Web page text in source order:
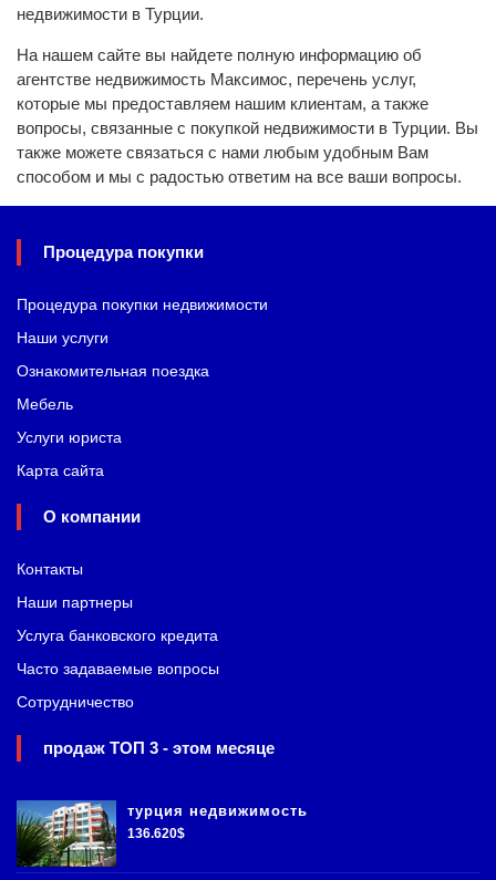
недвижимости в Турции.
На нашем сайте вы найдете полную информацию об
агентстве недвижимость Максимос, перечень услуг,
которые мы предоставляем нашим клиентам, а также
вопросы, связанные с покупкой недвижимости в Турции. Вы
также можете связаться с нами любым удобным Вам
способом и мы с радостью ответим на все ваши вопросы.
Процедура покупки
Процедура покупки недвижимости
Наши услуги
Ознакомительная поездка
Мебель
Услуги юриста
Карта сайта
О компании
Контакты
Наши партнеры
Услуга банковского кредита
Часто задаваемые вопросы
Сотрудничество
продаж ТОП 3 - этом месяце
турция недвижимость
136.620$